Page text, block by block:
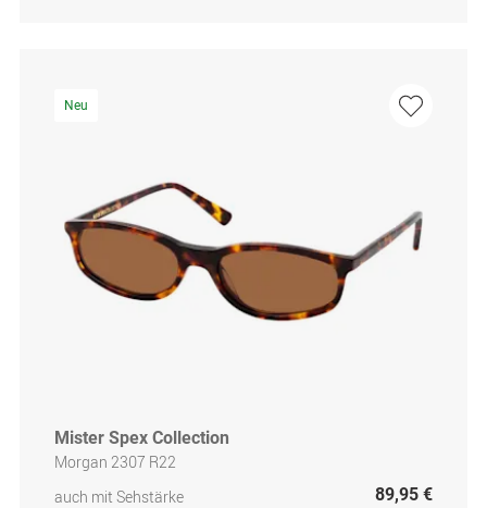
Neu
Mister Spex Collection
Morgan 2307 R22
auch mit Sehstärke
89,95 €